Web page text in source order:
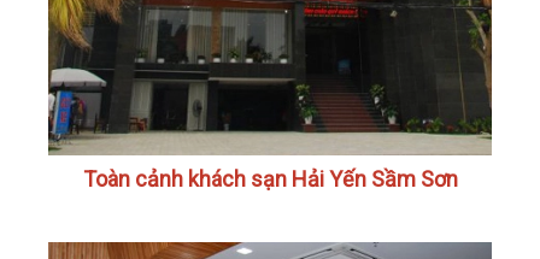
Toàn cảnh khách sạn Hải Yến Sầm Sơn